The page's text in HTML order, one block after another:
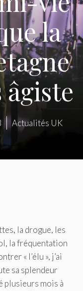
la
Actualités UK
la drogue, les
la fréquentation
« l’élu », j’ai
sa splendeur
plusieurs mois à